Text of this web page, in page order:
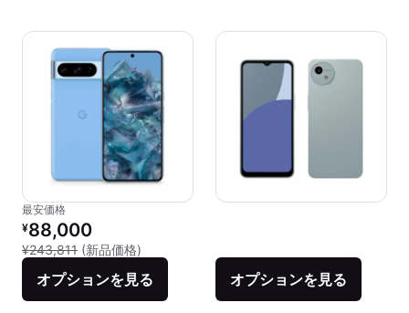
最安価格
リファービッシュ品の価格：
¥88,000
¥243,811 (新品価格)
オプションを見る オプションを見る